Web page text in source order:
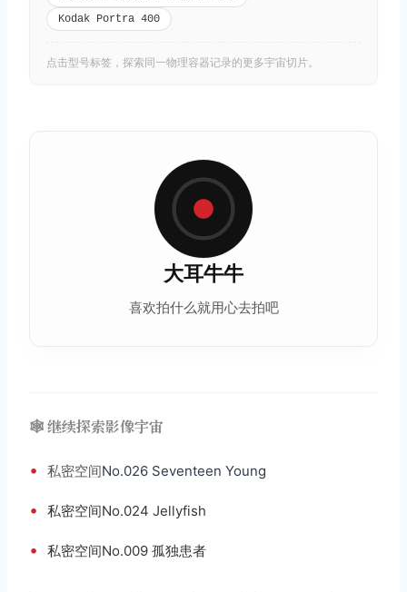
Kodak Portra 400
点击型号标签，探索同一物理容器记录的更多宇宙切片。
大耳牛牛
喜欢拍什么就用心去拍吧
🕸️ 继续探索影像宇宙
• 私密空间No.026 Seventeen Young
• 私密空间No.024 Jellyfish
• 私密空间No.009 孤独患者